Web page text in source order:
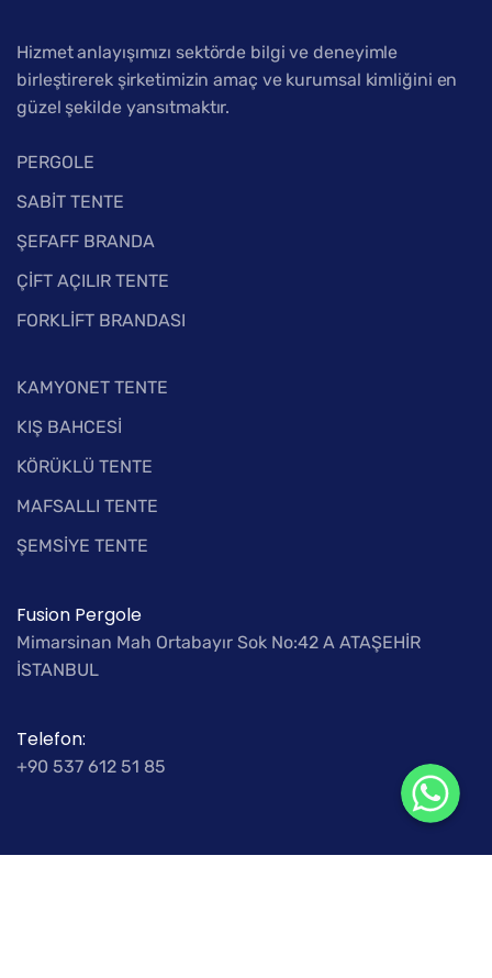
Hizmet anlayışımızı sektörde bilgi ve deneyimle
birleştirerek şirketimizin amaç ve kurumsal kimliğini en
güzel şekilde yansıtmaktır.
PERGOLE
SABİT TENTE
ŞEFAFF BRANDA
ÇİFT AÇILIR TENTE
FORKLİFT BRANDASI
KAMYONET TENTE
KIŞ BAHCESİ
KÖRÜKLÜ TENTE
MAFSALLI TENTE
ŞEMSİYE TENTE
Fusion Pergole
Mimarsinan Mah Ortabayır Sok No:42 A ATAŞEHİR
İSTANBUL
Telefon:
+90 537 612 51 85